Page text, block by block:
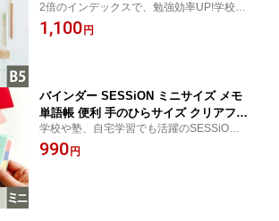
ファイル カラーファイル 研修 文房具
書類整理 プロジェクト管理 オフィス用
2倍のインデックスで、勉強効率UP!学校や
塾、自宅学習でも活躍
1,100 円
バインダー SESSiON ミニサイズ メモ
単語帳 便利 手のひらサイズ クリアファ
イル カラーファイル 文房具 デザイン文
房具 おしゃれ かわいい 全4色 新学期 学
学校や塾、自宅学習でも活躍のSESSiON
に、携帯に便利なミニサイズが仲間入り！
990 円